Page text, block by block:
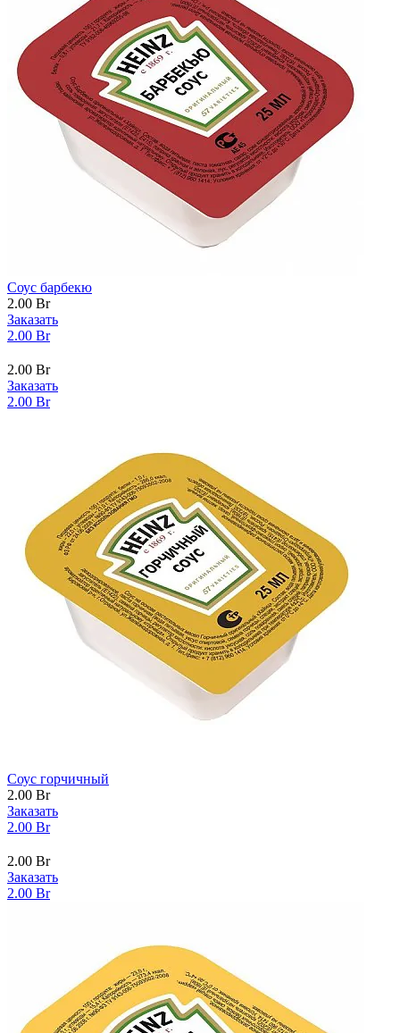
Соус барбекю
2.00 Br
Заказать
2.00 Br
2.00 Br
Заказать
2.00 Br
Соус горчичный
2.00 Br
Заказать
2.00 Br
2.00 Br
Заказать
2.00 Br